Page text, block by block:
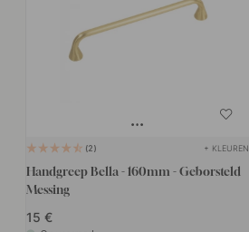
2 + KLEUREN
Handgreep Bella - 160mm - Geborsteld
Messing
15